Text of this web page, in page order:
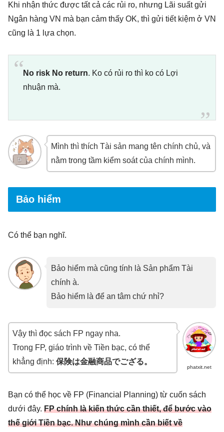
Khi nhận thức được tất cả các rủi ro, nhưng Lãi suất gửi
Ngân hàng VN mà bạn cảm thấy OK, thì gửi tiết kiệm ở VN
cũng là 1 lựa chọn.
No risk No return. Ko có rủi ro thì ko có Lợi
nhuận mà.
Mình thì thích Tài sản mang tên chính chủ, và
nằm trong tầm kiểm soát của chính mình.
Bảo hiểm
Có thể bạn nghĩ.
Bảo hiểm mà cũng tính là Sản phẩm Tài
chính à.
Bảo hiểm là để an tâm chứ nhỉ?
phatxit.net
Vậy thì đọc sách FP ngay nha.
Trong FP, giáo trình về Tiền bạc, có thể
khẳng định: 保険は金融商品でござる。
Bạn có thể học về FP (Financial Planning) từ cuốn sách
dưới đây. FP chính là kiến thức cần thiết, để bước vào
thế giới Tiền bạc. Như chúng mình cần biết về